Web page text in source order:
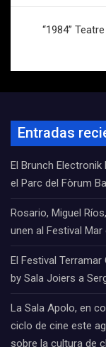
“1984”
Entradas
El Brunch
el Parc del Fòrum
Rosario, Miguel
unen al Festival Mar
El Festival
by Sala Joiers a
La Sala Apolo, en
ciclo de cine este
sobre la cultura de